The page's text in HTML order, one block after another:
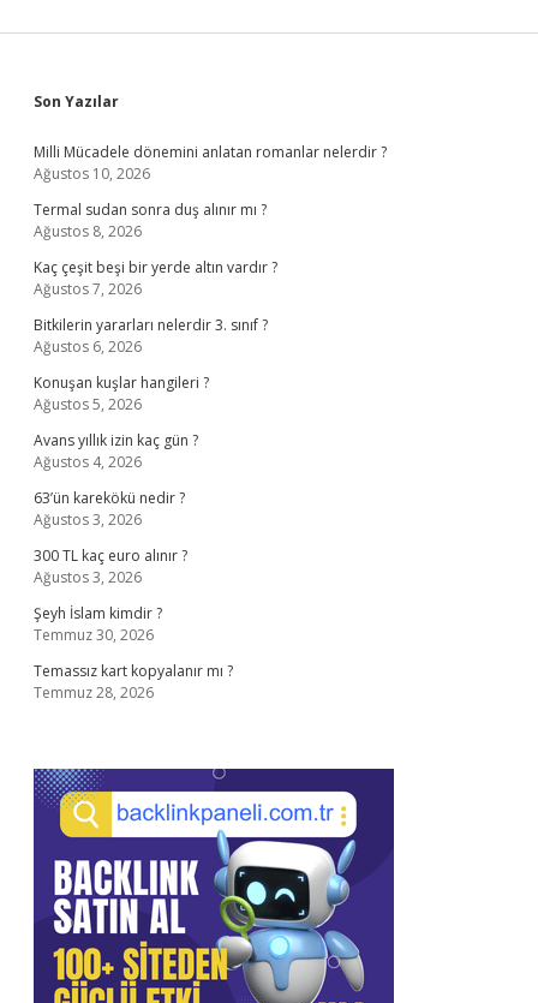
Sidebar
Son Yazılar
Milli Mücadele dönemini anlatan romanlar nelerdir ?
Ağustos 10, 2026
Termal sudan sonra duş alınır mı ?
Ağustos 8, 2026
Kaç çeşit beşi bir yerde altın vardır ?
Ağustos 7, 2026
Bitkilerin yararları nelerdir 3. sınıf ?
Ağustos 6, 2026
Konuşan kuşlar hangileri ?
Ağustos 5, 2026
Avans yıllık izin kaç gün ?
Ağustos 4, 2026
63’ün karekökü nedir ?
Ağustos 3, 2026
300 TL kaç euro alınır ?
Ağustos 3, 2026
Şeyh İslam kimdir ?
Temmuz 30, 2026
Temassız kart kopyalanır mı ?
Temmuz 28, 2026